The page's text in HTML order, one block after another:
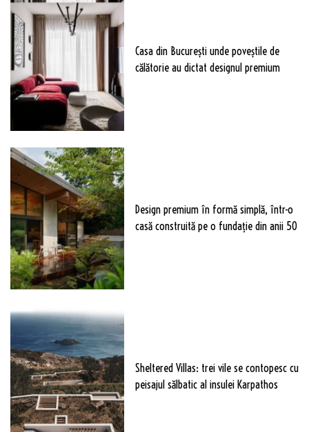
Casa din București unde poveștile de
călătorie au dictat designul premium
Design premium în formă simplă, într-o
casă construită pe o fundație din anii 50
Sheltered Villas: trei vile se contopesc cu
peisajul sălbatic al insulei Karpathos